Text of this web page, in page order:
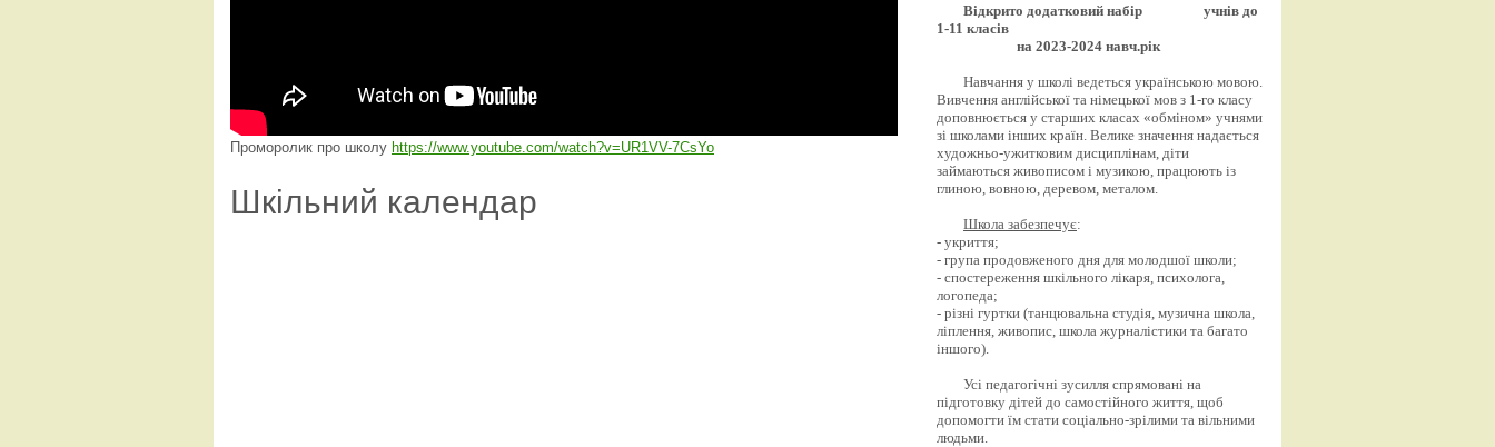
Проморолик про школу https://www.youtube.com/watch?v=UR1VV-7CsYo
Шкільний календар
Відкрито додатковий набір
учнів до
1-11 класів
на 2023-2024 навч.рік
Навчання у школі ведеться українською мовою.
Вивчення англійської та німецької мов з 1-го класу
доповнюється у старших класах «обміном» учнями
зі школами інших країн. Велике значення надається
художньо-ужитковим дисциплінам, діти
займаються живописом і музикою, працюють із
глиною, вовною, деревом, металом.
Школа забезпечує:
- укриття;
- група продовженого дня для молодшої школи;
- спостереження шкільного лікаря, психолога,
логопеда;
- різні гуртки (танцювальна студія, музична школа,
ліплення, живопис, школа журналістики та багато
іншого).
Усі педагогічні зусилля спрямовані на
підготовку дітей до самостійного життя, щоб
допомогти їм стати соціально-зрілими та вільними
людьми.